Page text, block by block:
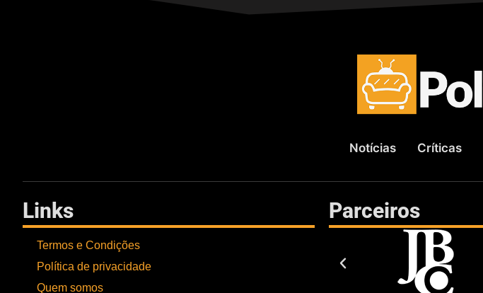
Notícias Críticas
Links
Termos e Condições
Política de privacidade
Quem somos
Parceiros